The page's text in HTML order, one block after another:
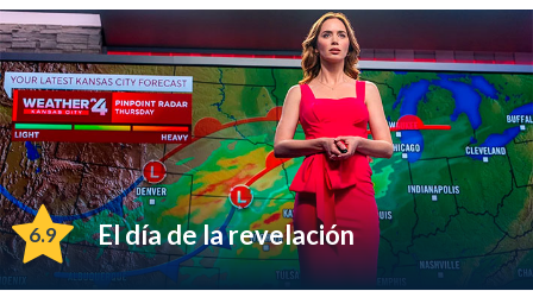
6.9 El día de la revelación